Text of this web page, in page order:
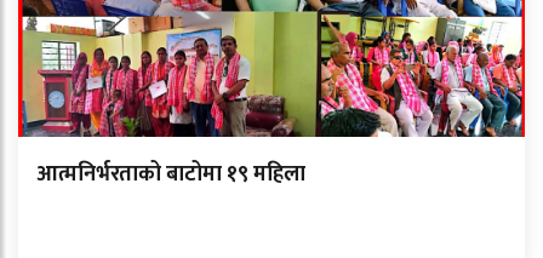
आत्मनिर्भरताको बाटोमा १९ महिला